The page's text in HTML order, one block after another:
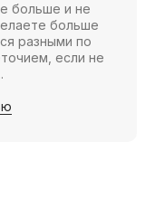
больше и не
больше
разными по
если не